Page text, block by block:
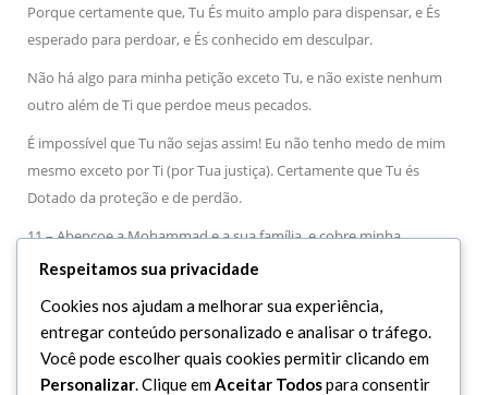
Porque certamente que, Tu És muito amplo para dispensar, e És
esperado para perdoar, e És conhecido em desculpar.
Não há algo para minha petição exceto Tu, e não existe nenhum
outro além de Ti que perdoe meus pecados.
É impossível que Tu não sejas assim! Eu não tenho medo de mim
mesmo exceto por Ti (por Tua justiça). Certamente que Tu és
Dotado da proteção e de perdão.
11 – Abençoe a Mohammad e a sua família, e cobre minha
necessidade, concede-me meu pedido, perdoa meu pecado, e
Porque Tu És Poderosíssimo sobre todas as coisas, e isto que Te
peço é algo sereno para Ti. Amém, oh Senhor do universo!
Respeitamos sua privacidade
Cookies nos ajudam a melhorar sua experiência,
entregar conteúdo personalizado e analisar o tráfego.
Você pode escolher quais cookies permitir clicando em
Personalizar. Clique emAceitar Todospara consentir